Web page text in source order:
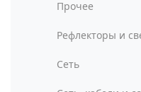
Прочее
Рефлекторы и
Сеть